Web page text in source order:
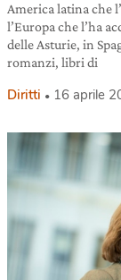
America latina che
l’Europa che l’ha
delle Asturie, in
romanzi, libri di
Diritti 16 aprile